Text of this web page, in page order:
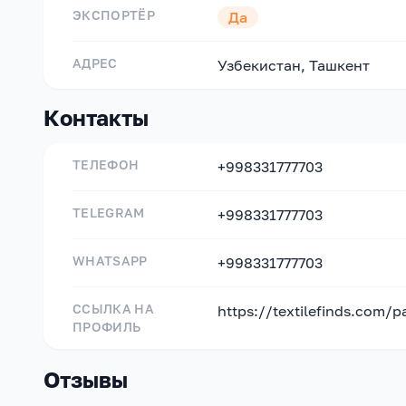
ЭКСПОРТЁР Да
АДРЕС Узбекистан, Ташкент
Контакты
ТЕЛЕФОН +998331777703
TELEGRAM +998331777703
WHATSAPP +998331777703
ССЫЛКА НА
ПРОФИЛЬ
https://textilefinds.com/
Отзывы